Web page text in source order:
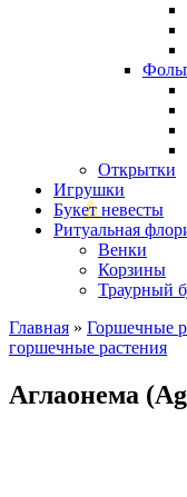
Открытки
Игрушки
Букет невесты
Ритуальная
Венки
Корзины
Траурный
Главная » Горшечные
горшечные растения
Аглаонема